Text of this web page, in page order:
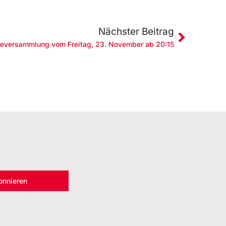
Nächster Beitrag
vom Freitag, 23. November ab 20:15